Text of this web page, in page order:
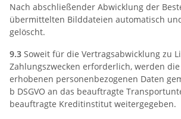
Nach abschließender Abwicklung der
übermittelten Bilddateien automatisch
gelöscht.
9.3 Soweit für die Vertragsabwicklung zu
Zahlungszwecken erforderlich, werden
erhobenen personenbezogenen Daten
b DSGVO an das beauftragte
beauftragte Kreditinstitut weitergegeben.